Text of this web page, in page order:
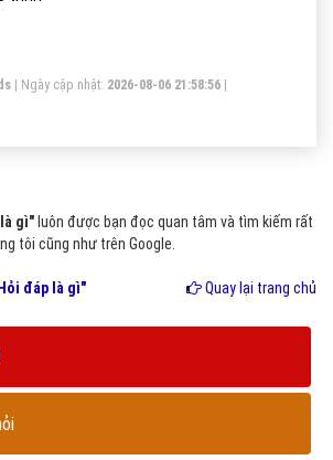
| Ngày cập nhật: 2026-08-06 21:58:56
gì" luôn được bạn đọc quan tâm và tìm kiếm rất
tôi cũng như trên Google.
đáp là gì" Quay lại trang chủ